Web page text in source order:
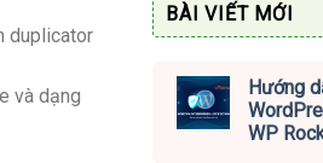
BÀI VIẾT MỚI
Hướng
WP
duplicator
và dạng